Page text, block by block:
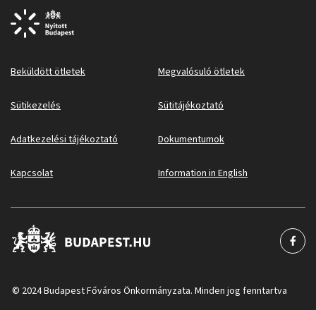
Beküldött ötletek Megvalósuló ötletek
Sütikezelés Sütitájékoztató
Adatkezelési tájékoztató Dokumentumok
Kapcsolat Information in English
© 2024 Budapest Főváros Önkormányzata. Minden jog fenntartva